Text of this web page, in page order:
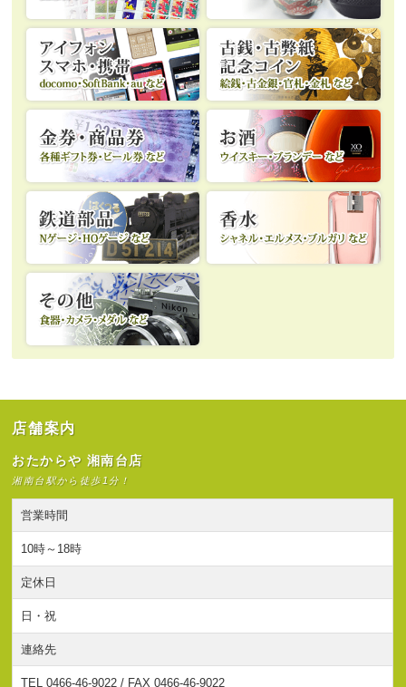
店舗案内
おたからや 湘南台店
湘南台駅から徒歩1分！
営業時間
10時～18時
定休日
日・祝
連絡先
TEL 0466-46-9022 / FAX 0466-46-9022